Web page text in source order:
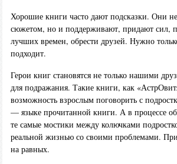
Хорошие книги часто дают подсказки. Они
сюжетом, но и поддерживают, придают сил,
лучших времен, обрести друзей. Нужно
подходит.
Герои книг становятся не только нашими
для подражания. Такие книги, как
возможность взрослым поговорить с
— языке прочитанной книги. А в процессе
те самые мостики между колючками
реальной жизнью со своими проблемами.
на равных.